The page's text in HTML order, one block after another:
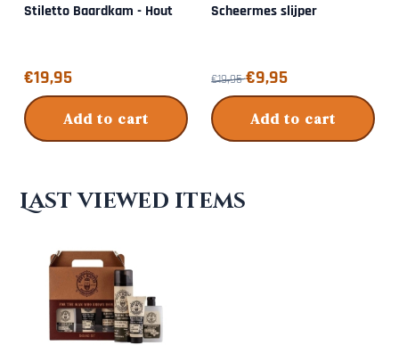
Stiletto Baardkam - Hout
Price: 19,95
€19,95
Add to cart
Scheermes slijper
From 19,95 for 9,95
€19,95€9,95
Add to cart
Last viewed items